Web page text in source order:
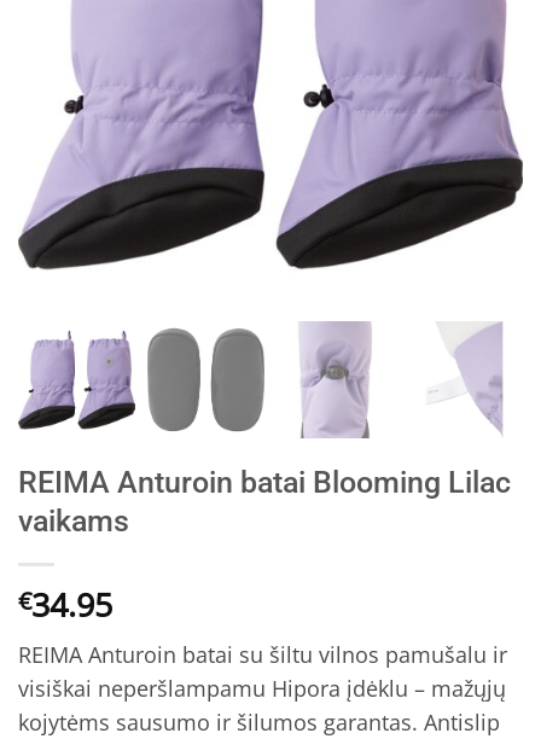
REIMA Anturoin batai Blooming Lilac
vaikams
€34.95
REIMA Anturoin batai su šiltu vilnos pamušalu ir
visiškai neperšlampamu Hipora įdėklu – mažųjų
kojytėms sausumo ir šilumos garantas. Antislip